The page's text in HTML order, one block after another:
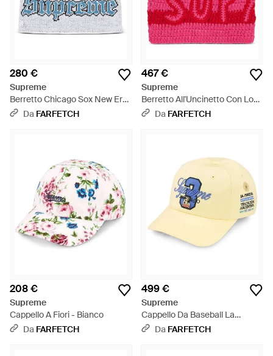
280 €
Supreme
Berretto Chicago Sox New Era
- Bianco
Da FARFETCH
467 €
Supreme
Berretto All'Uncinetto Con Logo
- Rosso
Da FARFETCH
208 €
Supreme
Cappello A Fiori - Bianco
Da FARFETCH
499 €
Supreme
Cappello Da Baseball La
Martina - Metallizzato
Da FARFETCH